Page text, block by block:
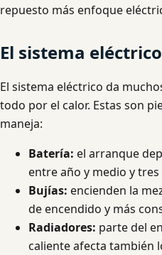
repuesto más enfoque
El sistema
El sistema eléctrico da
todo por el calor. Estas son
maneja:
Batería: el arranque
entre año y medio y tres
Bujías: encienden la
de encendido y más
Radiadores: parte del
caliente afecta también